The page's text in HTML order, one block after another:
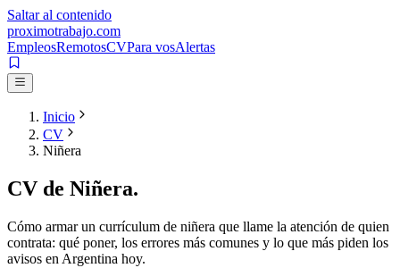
Saltar al contenido
proximotrabajo.com
EmpleosRemotosCVPara vosAlertas
Inicio
CV
Niñera
CV de Niñera.
Cómo armar un currículum de niñera que llame la atención de quien
contrata: qué poner, los errores más comunes y lo que más piden los
avisos en Argentina hoy.